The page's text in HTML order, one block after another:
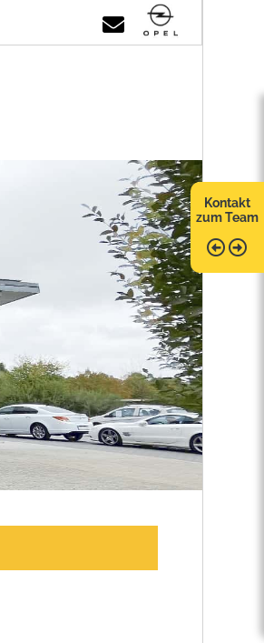
Kontakt
zum Team